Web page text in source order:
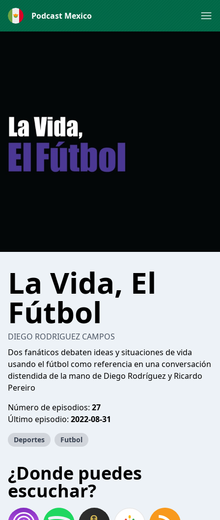
Podcast Mexico
La Vida, El
Fútbol
DIEGO RODRIGUEZ CAMPOS
Dos fanáticos debaten ideas y situaciones de vida
usando el fútbol como referencia en una conversación
distendida de la mano de Diego Rodríguez y Ricardo
Pereiro
Número de episodios: 27
Último episodio: 2022-08-31
Deportes Futbol
¿Donde puedes
escuchar?